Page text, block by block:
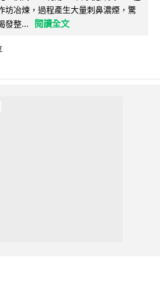
坊冶煉，過程產生大量刺鼻濃煙，驚
發整...
閱讀全文